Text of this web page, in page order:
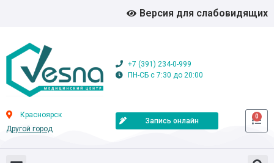
Версия для слабовидящих
+7 (391) 234-0-999
ПН-СБ с 7:30 до 20:00
Красноярск
Другой город
Запись онлайн
0